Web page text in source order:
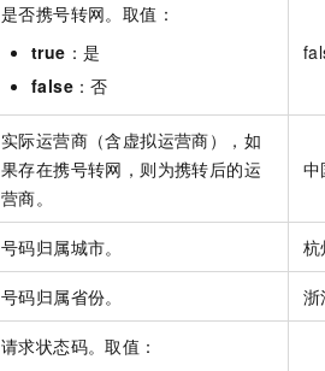
是否携号转网。取值：
true ：是
false ：否
实际运营商（含虚拟运营商），如
果存在携号转网，则为携转后的运
营商。
中
号码归属城市。 杭
号码归属省份。 浙
请求状态码。取值：